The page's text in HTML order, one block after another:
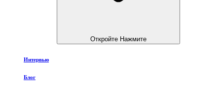
Откройте Нажмите
Интервью
Блог